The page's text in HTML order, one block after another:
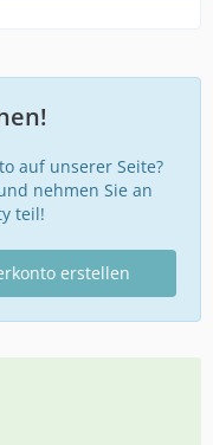
auf unserer Seite?
nehmen Sie an
teil!
erstellen